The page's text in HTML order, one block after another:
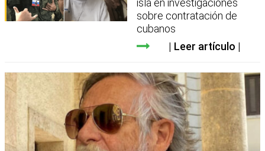
sobre contratación de
cubanos
Leer artículo